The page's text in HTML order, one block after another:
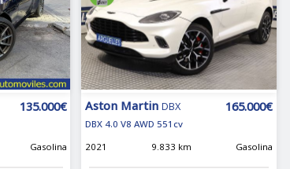
135.000€
Gasolina
Aston Martin DBX 165.000€
DBX 4.0 V8 AWD 551cv
2021
9.833 km Gasolina